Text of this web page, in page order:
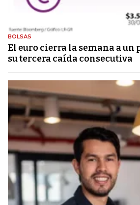
BOLSAS
El euro cierra la semana a un
su tercera caída consecutiva